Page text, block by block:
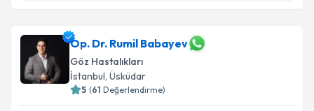
için bir takvim hazırlandığında e-posta ile
bilgilendireceğiz.
E-posta Adresiniz
Op. Dr. Rumil Babayev
Göz Hastalıkları
İstanbul, Üsküdar
5 (61 Değerlendirme)